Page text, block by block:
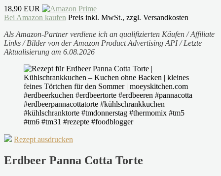
18,90 EUR
Bei Amazon kaufen Preis inkl. MwSt., zzgl. Versandkosten
Als Amazon-Partner verdiene ich an qualifizierten Käufen / Affiliate
Links / Bilder von der Amazon Product Advertising API / Letzte
Aktualisierung am 6.08.2026
Rezept ausdrucken
Erdbeer Panna Cotta Torte